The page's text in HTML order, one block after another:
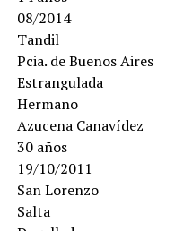
08/2014
Tandil
Pcia. de Buenos Aires
Estrangulada
Hermano
Azucena Canavídez
30 años
19/10/2011
San Lorenzo
Salta